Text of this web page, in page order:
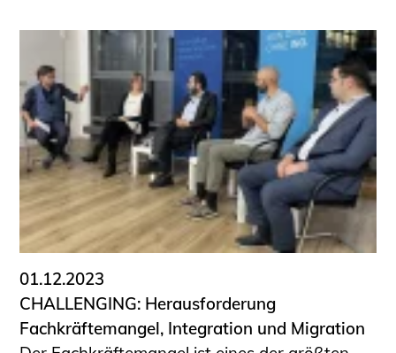
01.12.2023
CHALLENGING: Herausforderung
Fachkräftemangel, Integration und Migration